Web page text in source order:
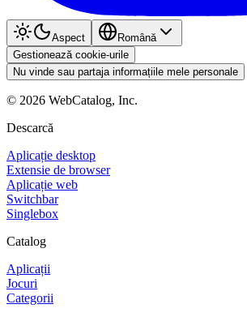
Aspect
Română
Gestionează cookie-urile
Nu vinde sau partaja informațiile mele personale
© 2026 WebCatalog, Inc.
Descarcă
Aplicație desktop
Extensie de browser
Aplicație web
Switchbar
Singlebox
Catalog
Aplicații
Jocuri
Categorii